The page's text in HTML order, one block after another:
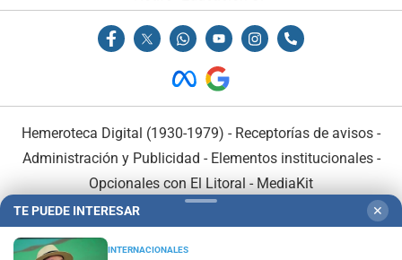
Hemeroteca Digital (1930-1979) - Receptorías de avisos -
Administración y Publicidad - Elementos institucionales-
Opcionales con El Litoral - MediaKit
TE PUEDE INTERESAR ✕
INTERNACIONALES